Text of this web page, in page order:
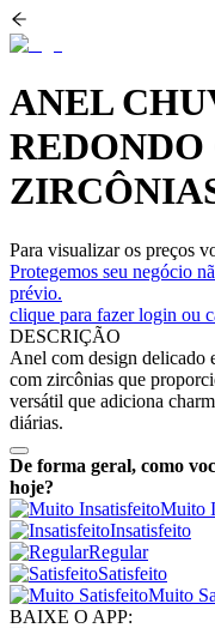
ANEL
Para visualizar os preços
Protegemos seu negócio
prévio.
clique para fazer login ou
DESCRIÇÃO
Anel com design delicado
com zircônias que
versátil que adiciona
diárias.
De forma geral, como
hoje?
Muito
Insatisfeito
Regular
Satisfeito
Muito
BAIXE O APP: